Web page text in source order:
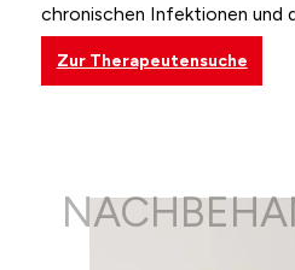
chronischen Infektionen und
Zur Therapeutensuche